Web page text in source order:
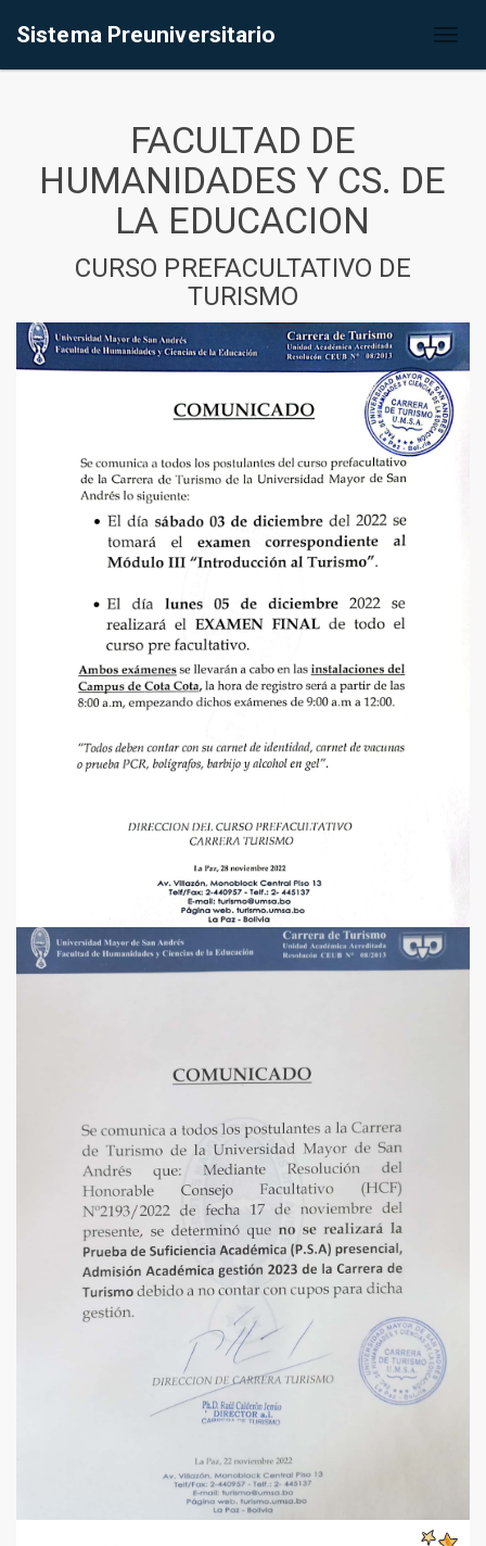
Sistema Preuniversitario
FACULTAD DE
HUMANIDADES Y CS. DE
LA EDUCACION
CURSO PREFACULTATIVO DE
TURISMO